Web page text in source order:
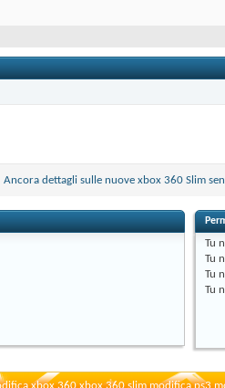
Ancora dettagli sulle nuove xbox 360 Slim
Tu
Tu
Tu
Tu